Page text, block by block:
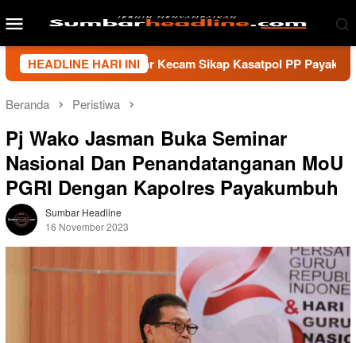
ke
Menu
Mobile
HEADLINE HARI INI
Sumbar Kecam Sikap Kasatpol PP Payakumbuh, Minta
Beranda Peristiwa
Pj Wako Jasman Buka Seminar
Nasional Dan Penandatanganan MoU
PGRI Dengan Kapolres Payakumbuh
Sumbar Headline
16 November 2023